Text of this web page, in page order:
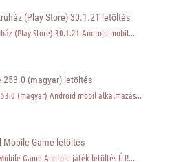
(Play Store) 30.1.21 letöltés
(Play Store) 30.1.21 Android mobil...
253.0 (magyar) letöltés
(magyar) Android mobil alkalmazás...
Mobile Game letöltés
Game Android játék letöltés ÚJ!...